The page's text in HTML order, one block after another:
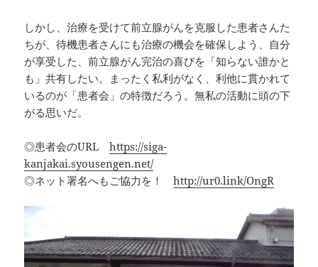
しかし、治療を受けて前立腺がんを克服した患者さんた
ちが、待機患者さんにも治療の機会を確保しよう、自分
が享受した、前立腺がん完治の喜びを「知らない誰かと
も」共有したい。まったく私利がなく、利他に貫かれて
いるのが「患者会」の特徴だろう。無私の活動に頭の下
がる思いだ。
◎患者会のURLhttps://siga-
kanjakai.syousengen.net/
◎ネット署名へもご協力を！http://ur0.link/OngR